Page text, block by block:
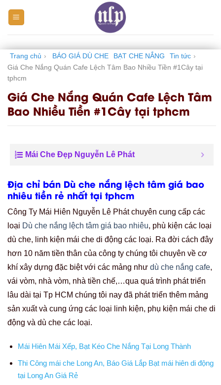
Trang chủ › BÁO GIÁ DÙ CHE BẠT CHE NẮNG Tin tức ›
Giá Che Nắng Quán Cafe Lệch Tâm Bao Nhiều Tiền #1Cây tại
tphcm
Giá Che Nắng Quán Cafe Lệch Tâm
Bao Nhiều Tiền #1Cây tại tphcm
Mái Che Đẹp Nguyễn Lê Phát
Địa chỉ bán Dù che nắng lệch tâm giá bao
nhiêu tiền rẻ nhất tại tphcm
Công Ty Mái Hiên Nguyễn Lê Phát chuyên cung cấp các
loại Dù che nắng lệch tâm giá bao nhiêu, phù kiện các loại
dù che, linh kiện mái che di động các loại. Ra đời cách đây
hơn 10 năm tiền thân của công ty chúng tôi chuyên về cơ
khí xây dựng đặc biệt với các mảng như dù che nắng cafe,
vái vòm, nhà vòm, nhà tiền chế,…qua quá trình phát triển
lâu dài tại Tp HCM chúng tôi nay đã phát triển thêm mảng
sản xuất và cung ứng các loại linh kiện, phụ kiện mái che di
động và dù che các loại.
Mái Hiên Mái Xếp, Bạt Kéo Che Nắng Tại Long Thành
Thi Công mái che Long An, Báo Giá Lắp Bạt mái hiên di động
tại Long An Giá Rẻ